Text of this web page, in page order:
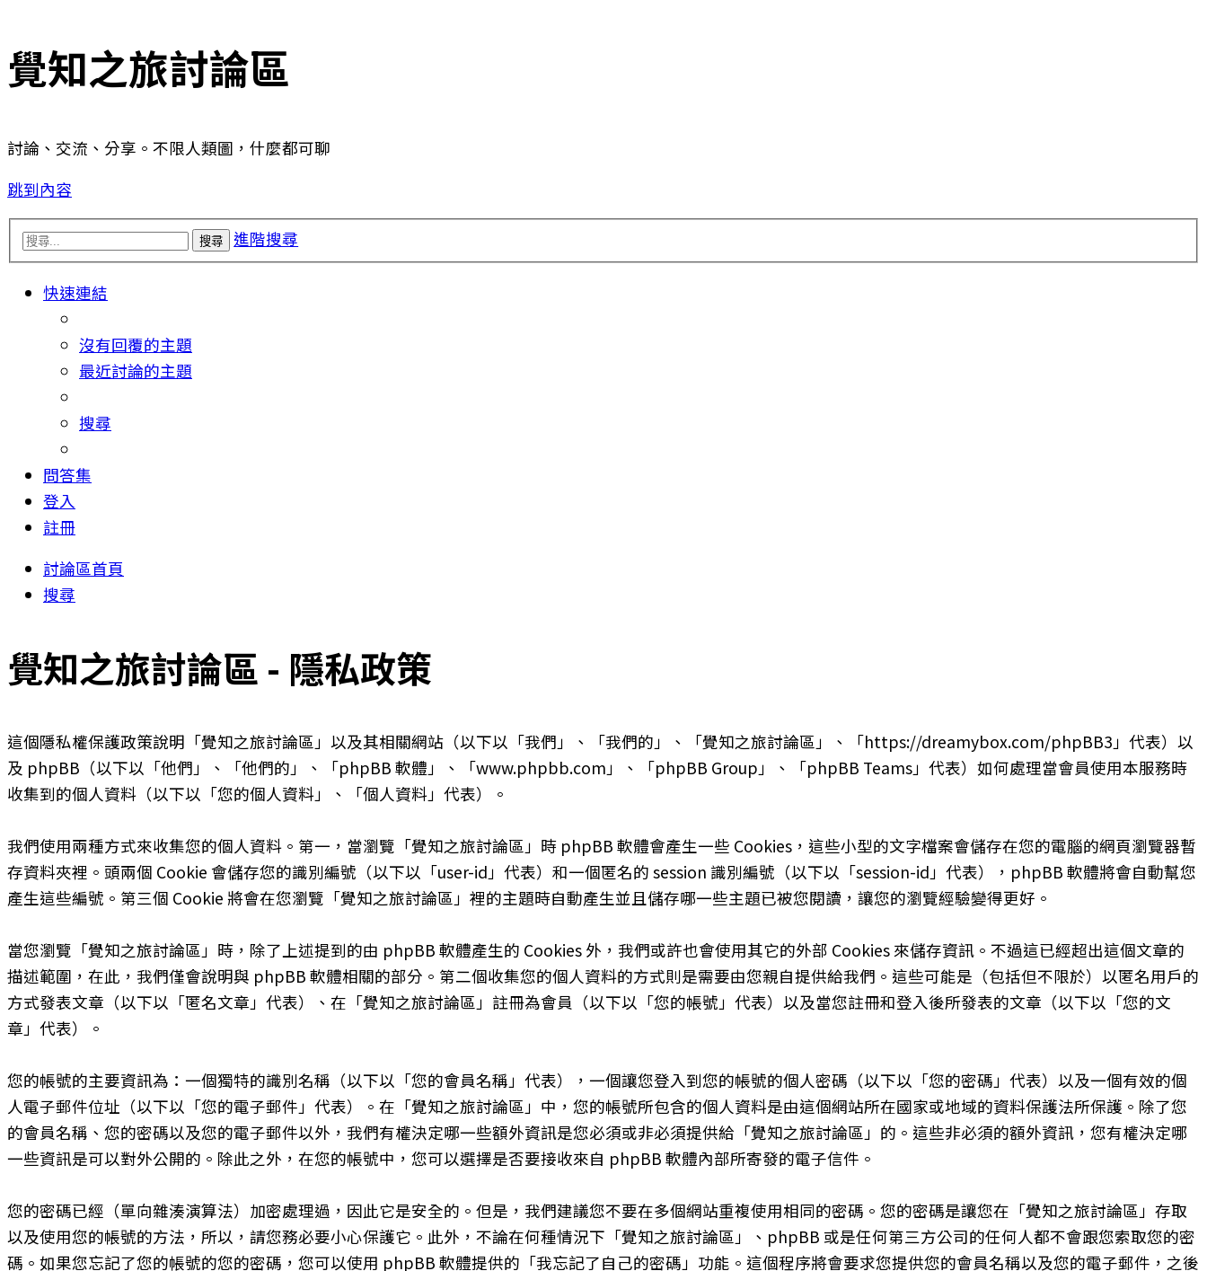
覺知之旅討論區
討論、交流、分享。不限人類圖，什麼都可聊
跳到內容
搜尋 進階搜尋
快速連結
沒有回覆的主題
最近討論的主題
搜尋
問答集
登入
註冊
討論區首頁
搜尋
覺知之旅討論區 - 隱私政策
這個隱私權保護政策說明「覺知之旅討論區」以及其相關網站（以下以「我們」、「我們的」、「覺知之旅討論區」、「https://dreamybox.com/phpBB3」代表）以
及 phpBB（以下以「他們」、「他們的」、「phpBB 軟體」、「www.phpbb.com」、「phpBB Group」、「phpBB Teams」代表）如何處理當會員使用本服務時
收集到的個人資料（以下以「您的個人資料」、「個人資料」代表）。
我們使用兩種方式來收集您的個人資料。第一，當瀏覽「覺知之旅討論區」時 phpBB 軟體會產生一些 Cookies，這些小型的文字檔案會儲存在您的電腦的網頁瀏覽器暫
存資料夾裡。頭兩個 Cookie 會儲存您的識別編號（以下以「user-id」代表）和一個匿名的 session 識別編號（以下以「session-id」代表），phpBB 軟體將會自動幫您
產生這些編號。第三個 Cookie 將會在您瀏覽「覺知之旅討論區」裡的主題時自動產生並且儲存哪一些主題已被您閱讀，讓您的瀏覽經驗變得更好。
當您瀏覽「覺知之旅討論區」時，除了上述提到的由 phpBB 軟體產生的 Cookies 外，我們或許也會使用其它的外部 Cookies 來儲存資訊。不過這已經超出這個文章的
描述範圍，在此，我們僅會說明與 phpBB 軟體相關的部分。第二個收集您的個人資料的方式則是需要由您親自提供給我們。這些可能是（包括但不限於）以匿名用戶的
方式發表文章（以下以「匿名文章」代表）、在「覺知之旅討論區」註冊為會員（以下以「您的帳號」代表）以及當您註冊和登入後所發表的文章（以下以「您的文
章」代表）。
您的帳號的主要資訊為：一個獨特的識別名稱（以下以「您的會員名稱」代表），一個讓您登入到您的帳號的個人密碼（以下以「您的密碼」代表）以及一個有效的個
人電子郵件位址（以下以「您的電子郵件」代表）。在「覺知之旅討論區」中，您的帳號所包含的個人資料是由這個網站所在國家或地域的資料保護法所保護。除了您
的會員名稱、您的密碼以及您的電子郵件以外，我們有權決定哪一些額外資訊是您必須或非必須提供給「覺知之旅討論區」的。這些非必須的額外資訊，您有權決定哪
一些資訊是可以對外公開的。除此之外，在您的帳號中，您可以選擇是否要接收來自 phpBB 軟體內部所寄發的電子信件。
您的密碼已經（單向雜湊演算法）加密處理過，因此它是安全的。但是，我們建議您不要在多個網站重複使用相同的密碼。您的密碼是讓您在「覺知之旅討論區」存取
以及使用您的帳號的方法，所以，請您務必要小心保護它。此外，不論在何種情況下「覺知之旅討論區」、phpBB 或是任何第三方公司的任何人都不會跟您索取您的密
碼。如果您忘記了您的帳號的您的密碼，您可以使用 phpBB 軟體提供的「我忘記了自己的密碼」功能。這個程序將會要求您提供您的會員名稱以及您的電子郵件，之後